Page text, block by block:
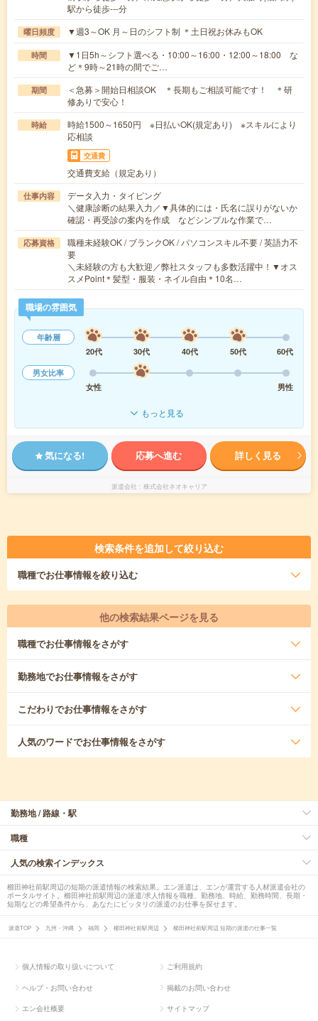
駅から徒歩---分
曜日頻度 ▼週3～OK 月～日のシフト制 ＊土日祝お休みもOK
時間
▼1日5h～シフト選べる・10:00～16:00・12:00～18:00 な
ど＊9時～21時の間でご…
期間
＜急募＞開始日相談OK ＊長期もご相談可能です！ ＊研
修ありで安心！
時給
時給1500～1650円 ※日払いOK(規定あり) ※スキルにより
応相談
交通費
交通費支給（規定あり）
仕事内容
データ入力・タイピング
＼健康診断の結果入力／▼具体的には・氏名に誤りがないか
確認・再受診の案内を作成 などシンプルな作業で…
応募資格
職種未経験OK / ブランクOK / パソコンスキル不要 / 英語力不
要
＼未経験の方も大歓迎／弊社スタッフも多数活躍中！▼オス
スメPoint＊髪型・服装・ネイル自由＊10名…
職場の雰囲気
年齢層
20代
30代 40代 50代
60代
男女比率
女性
男性
もっと見る
気になる! 応募へ進む 詳しく見る
派遣会社 株式会社ネオキャリア
検索条件を追加して絞り込む
職種でお仕事情報を絞り込む
他の検索結果ページを見る
職種でお仕事情報をさがす
勤務地でお仕事情報をさがす
こだわりでお仕事情報をさがす
人気のワードでお仕事情報をさがす
勤務地 / 路線・駅
職種
人気の検索インデックス
櫛田神社前駅周辺の短期の派遣情報の検索結果。エン派遣は、エンが運営する人材派遣会社の
ポータルサイト。櫛田神社前駅周辺の派遣/求人情報を職種、勤務地、時給、勤務時間、長期・
短期などの希望条件から、あなたにピッタリの派遣のお仕事を探せます。
派遣TOP 九州・沖縄 福岡 櫛田神社前駅周辺 櫛田神社前駅周辺 短期の派遣の仕事一覧
個人情報の取り扱いについて ご利用規約
ヘルプ・お問い合わせ 掲載のお問い合わせ
エン会社概要 サイトマップ